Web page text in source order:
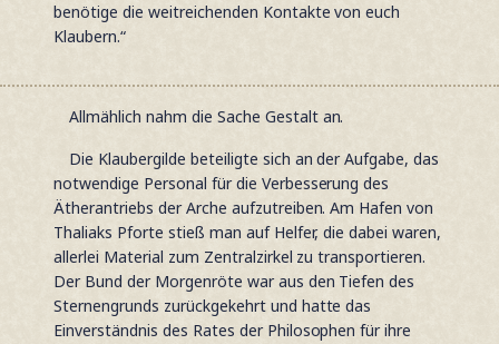
benötige die weitreichenden Kontakte von euch
Klaubern.“
Allmählich nahm die Sache Gestalt an.
Die Klaubergilde beteiligte sich an der Aufgabe, das
notwendige Personal für die Verbesserung des
Ätherantriebs der Arche aufzutreiben. Am Hafen von
Thaliaks Pforte stieß man auf Helfer, die dabei waren,
allerlei Material zum Zentralzirkel zu transportieren.
Der Bund der Morgenröte war aus den Tiefen des
Sternengrunds zurückgekehrt und hatte das
Einverständnis des Rates der Philosophen für ihre